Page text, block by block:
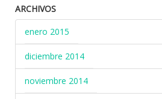
ARCHIVOS
enero 2015
diciembre 2014
noviembre 2014